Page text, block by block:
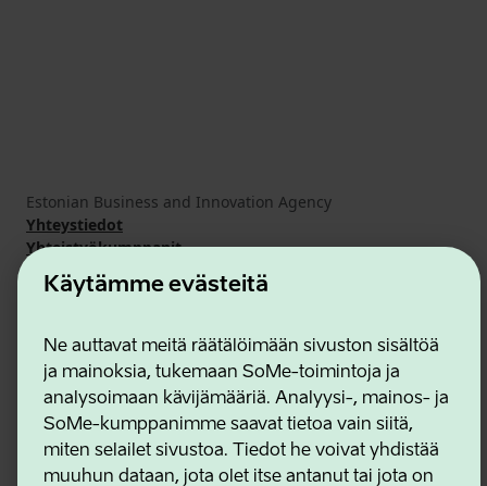
Käytämme evästeitä
Ne auttavat meitä räätälöimään sivuston sisältöä
ja mainoksia, tukemaan SoMe-toimintoja ja
analysoimaan kävijämääriä. Analyysi-, mainos- ja
SoMe-kumppanimme saavat tietoa vain siitä,
miten selailet sivustoa. Tiedot he voivat yhdistää
muuhun dataan, jota olet itse antanut tai jota on
Estonian Business and Innovation Agency
Yhteystiedot
Yhteistyökumppanit
Käyttöehdot
Eväste- ja tietosuojakäytäntö